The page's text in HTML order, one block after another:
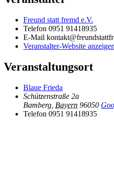
Freund statt fremd e.V.
Telefon 0951 91418935
E-Mail
Veranstalter-Website anzeigen
Veranstaltungsort
Blaue Frieda
Schützenstraße 2a
Bamberg Bayern 96050
Telefon 0951 91418935